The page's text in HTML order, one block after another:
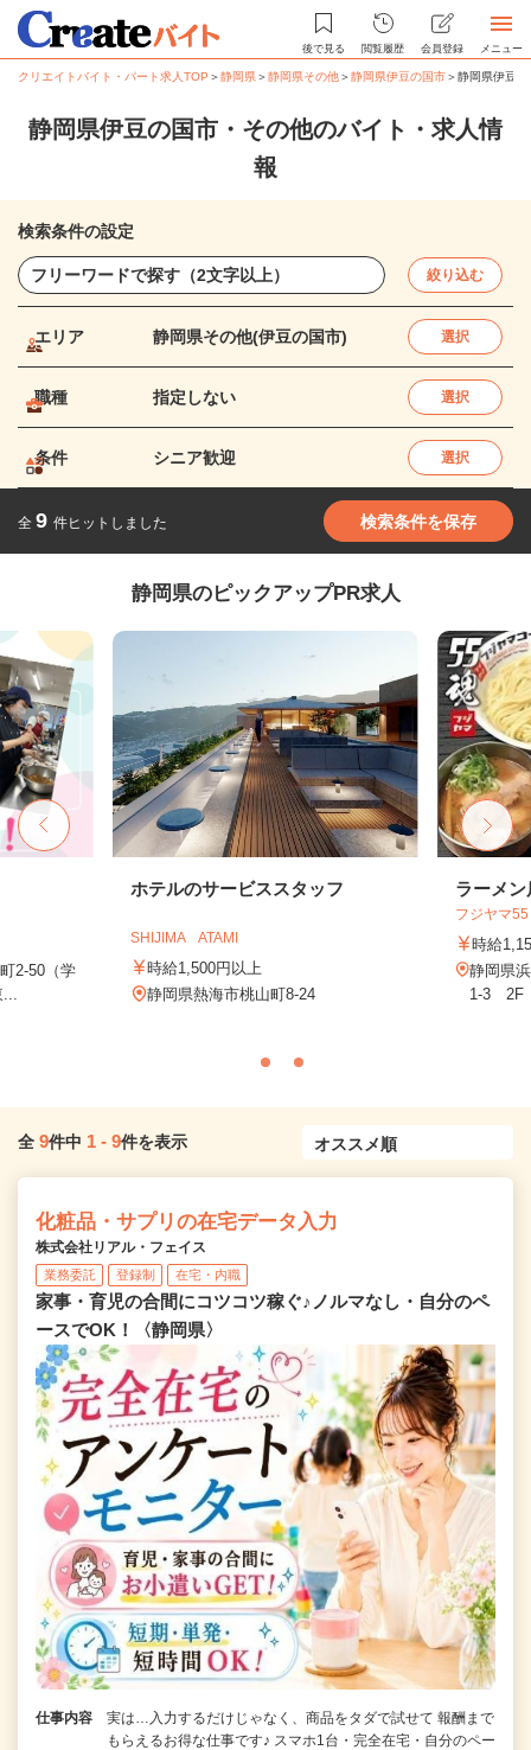
後で見る 閲覧履歴 会員登録 メニュー
クリエイトバイト・パート求人TOP ＞静岡県＞静岡県その他＞静岡県伊豆の国市＞静岡県伊豆
静岡県伊豆の国市・その他のバイト・求人情
報
検索条件の設定
絞り込む
エリア 静岡県その他(伊豆の国市) 選択
職種 指定しない 選択
条件 シニア歓迎 選択
全 9 件ヒットしました 検索条件を保存
静岡県のピックアップPR求人
2-50（学
ホテルのサービススタッフ
SHIJIMA ATAMI
時給1,500円以上
静岡県熱海市桃山町8-24
ラーメ
フジヤマ
時給
静岡県
1-3 2F
全 9件中 1 - 9件を表示
化粧品・サプリの在宅データ入力
株式会社リアル・フェイス
業務委託 登録制 在宅・内職
家事・育児の合間にコツコツ稼ぐ♪ノルマなし・自分のペ
ースでOK！〈静岡県〉
仕事内容
実は…入力するだけじゃなく、商品をタダで試せて 報酬まで
もらえるお得な仕事です♪ スマホ1台・完全在宅・自分のペー